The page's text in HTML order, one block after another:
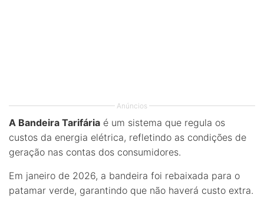
Anúncios
A Bandeira Tarifária é um sistema que regula os
custos da energia elétrica, refletindo as condições de
geração nas contas dos consumidores.
Em janeiro de 2026, a bandeira foi rebaixada para o
patamar verde, garantindo que não haverá custo extra.